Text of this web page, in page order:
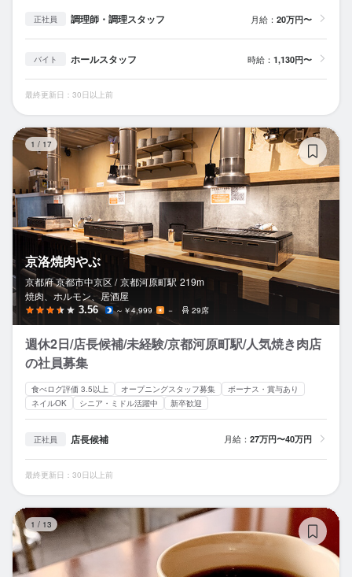
正社員 調理師・調理スタッフ 月給： 20万円〜
バイト ホールスタッフ 時給： 1,130円〜
最終更新日：30日以上前
1 / 17
京洛焼肉やぶ
京都府 京都市中京区 / 京都河原町駅 219m
焼肉、ホルモン、居酒屋
3.56 ～￥4,999 － 29席
週休2日/店長候補/未経験/京都河原町駅/人気焼き肉店
の社員募集
食べログ評価 3.5以上 オープニングスタッフ募集
ボーナス・賞与あり
ネイルOK
シニア・ミドル活躍中 新卒歓迎
正社員 店長候補 月給： 27万円〜40万円
最終更新日：30日以上前
1 / 13